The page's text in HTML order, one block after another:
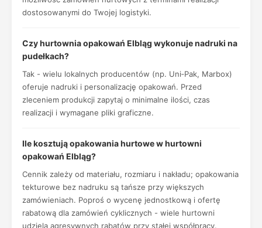
dostosowanymi do Twojej logistyki.
Czy hurtownia opakowań Elbląg wykonuje nadruki na
pudełkach?
Tak - wielu lokalnych producentów (np. Uni‑Pak, Marbox)
oferuje nadruki i personalizację opakowań. Przed
zleceniem produkcji zapytaj o minimalne ilości, czas
realizacji i wymagane pliki graficzne.
Ile kosztują opakowania hurtowe w hurtowni
opakowań Elbląg?
Cennik zależy od materiału, rozmiaru i nakładu; opakowania
tekturowe bez nadruku są tańsze przy większych
zamówieniach. Poproś o wycenę jednostkową i ofertę
rabatową dla zamówień cyklicznych - wiele hurtowni
udziela agresywnych rabatów przy stałej współpracy.